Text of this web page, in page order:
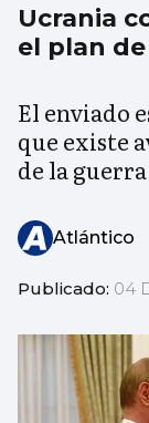
Ucrania
el plan
El enviado
que existe
de la guerra
Atlántico
Publicado: 04